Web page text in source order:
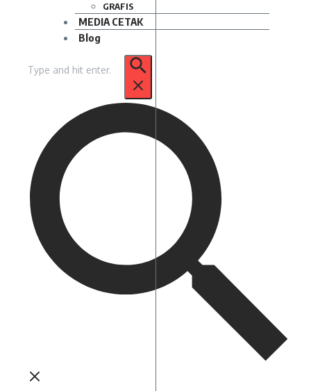
GRAFIS
MEDIA CETAK
Blog
untuk: